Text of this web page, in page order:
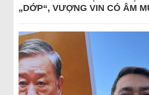
„DỚP“, VƯỢNG VIN CÓ ÂM